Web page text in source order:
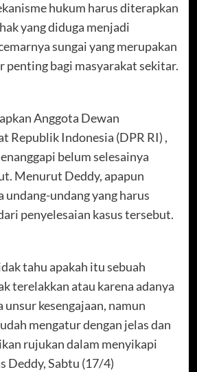
hukum harus diterapkan
yang diduga menjadi
sungai yang merupakan
penting bagi masyarakat sekitar.
Anggota Dewan
Republik Indonesia (DPR RI) ,
belum selesainya
Menurut Deddy, apapun
undang-undang yang harus
penyelesaian kasus tersebut.
tahu apakah itu sebuah
terelakkan atau karena adanya
unsur kesengajaan, namun
mengatur dengan jelas dan
rujukan dalam menyikapi
Deddy, Sabtu (17/4)